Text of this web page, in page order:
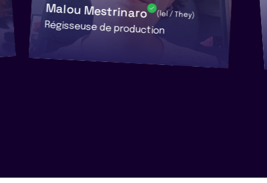
Malou Mestrinaro (Iel / They)
Régisseuse de production